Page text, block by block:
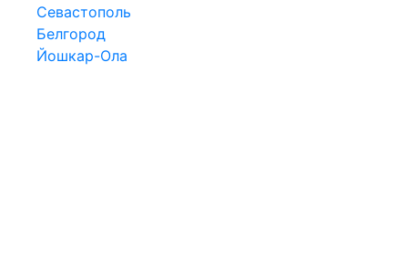
Севастополь
Белгород
Йошкар-Ола